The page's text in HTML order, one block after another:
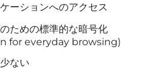
ーションへのアクセス
ための標準的な暗号化
for everyday browsing)
ない